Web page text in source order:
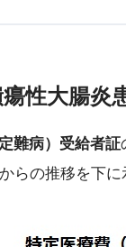
性大腸炎
難病）受給者証
からの推移を下